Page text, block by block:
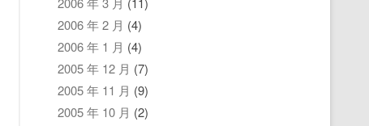
2006 年 2 月 (4)
2006 年 1 月 (4)
2005 年 12 月 (7)
2005 年 11 月 (9)
2005 年 10 月 (2)